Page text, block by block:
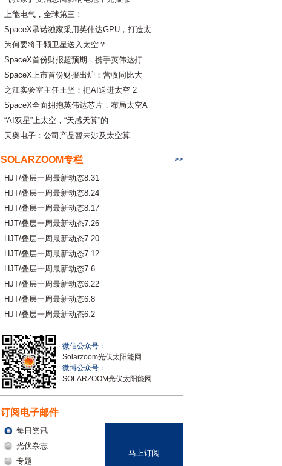
上能电气，全球第三！
SpaceX承诺独家采用英伟达GPU，打造太
为何要将千颗卫星送入太空？
SpaceX首份财报超预期，携手英伟达打
SpaceX上市首份财报出炉：营收同比大
之江实验室主任王坚：把AI送进太空 2
SpaceX全面拥抱英伟达芯片，布局太空A
“AI双星”上太空，“天感天算”的
天奥电子：公司产品暂未涉及太空算
SOLARZOOM专栏 >>
HJT/叠层一周最新动态8.31
HJT/叠层一周最新动态8.24
HJT/叠层一周最新动态8.17
HJT/叠层一周最新动态7.26
HJT/叠层一周最新动态7.20
HJT/叠层一周最新动态7.12
HJT/叠层一周最新动态7.6
HJT/叠层一周最新动态6.22
HJT/叠层一周最新动态6.8
HJT/叠层一周最新动态6.2
微信公众号：
Solarzoom光伏太阳能网
微博公众号：
SOLARZOOM光伏太阳能网
订阅电子邮件
每日资讯
光伏杂志
专题
马上订阅